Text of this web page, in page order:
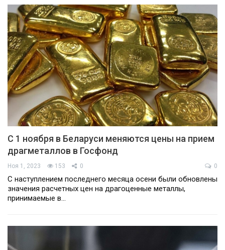
С 1 ноября в Беларуси меняются цены на прием
драгметаллов в Госфонд
Ноя 1, 2023 153 0 0
С наступлением последнего месяца осени были обновлены
значения расчетных цен на драгоценные металлы,
принимаемые в…